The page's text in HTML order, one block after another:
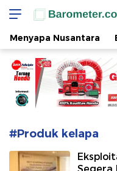
Berita Terkini di
Menyapa Nusantara
#Produk kelapa
Segera